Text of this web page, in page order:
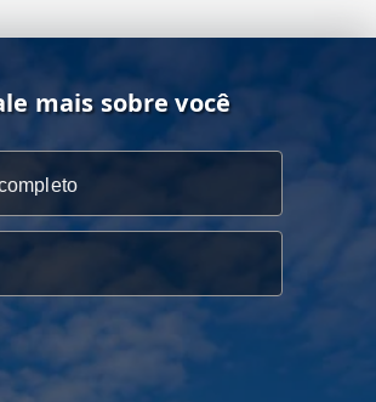
mais sobre você